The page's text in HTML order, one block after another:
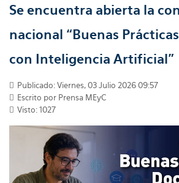
Se encuentra abierta la
nacional “Buenas
con Inteligencia Artificial”
Publicado: Viernes, 03 Julio 2026 09:57
Escrito por Prensa MEyC
Visto: 1027